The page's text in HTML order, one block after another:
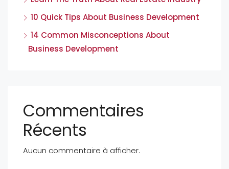
10 Quick Tips About Business Development
14 Common Misconceptions About
Business Development
Commentaires
Récents
Aucun commentaire à afficher.